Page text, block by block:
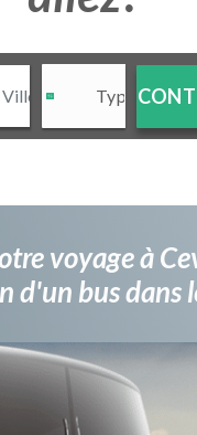
voyage à
d'un bus dans